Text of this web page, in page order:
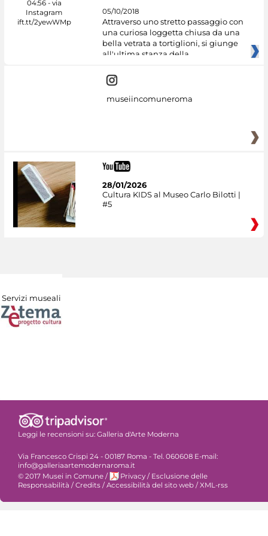
05/10/2018
Attraverso uno stretto passaggio con
una curiosa loggetta chiusa da una
bella vetrata a tortiglioni, si giunge
all'ultima stanza della
museiincomuneroma
28/01/2026
Cultura KIDS al Museo Carlo Bilotti |
#5
Servizi museali
Leggi le recensioni su: Galleria d'Arte Moderna
Via Francesco Crispi 24 - 00187 Roma - Tel. 060608 E-mail:
info@galleriaartemodernaroma.it
© 2017 Musei in Comune / Privacy / Esclusione delle
Responsabilità /Credits /Accessibilità del sito web /XML-rss